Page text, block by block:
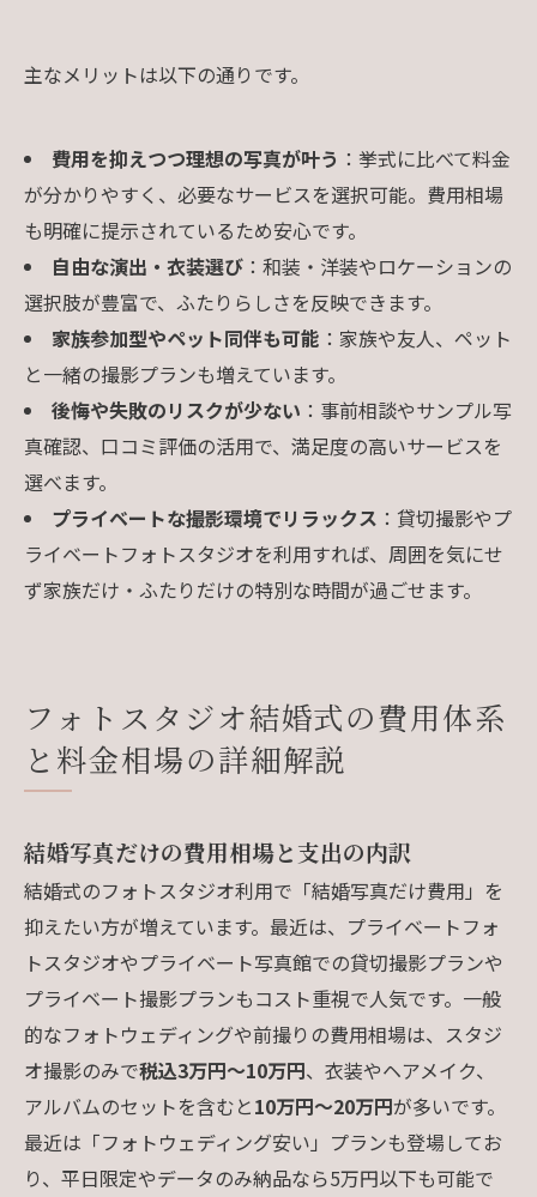
主なメリットは以下の通りです。
費用を抑えつつ理想の写真が叶う ：挙式に比べて料金
が分かりやすく、必要なサービスを選択可能。費用相場
も明確に提示されているため安心です。
自由な演出・衣装選び：和装・洋装やロケーションの
選択肢が豊富で、ふたりらしさを反映できます。
家族参加型やペット同伴も可能 ：家族や友人、ペット
と一緒の撮影プランも増えています。
後悔や失敗のリスクが少ない ：事前相談やサンプル写
真確認、口コミ評価の活用で、満足度の高いサービスを
選べます。
プライベートな撮影環境でリラックス ：貸切撮影やプ
ライベートフォトスタジオを利用すれば、周囲を気にせ
ず家族だけ・ふたりだけの特別な時間が過ごせます。
フォトスタジオ結婚式の費用体系
と料金相場の詳細解説
結婚写真だけの費用相場と支出の内訳
結婚式のフォトスタジオ利用で「結婚写真だけ費用」を
抑えたい方が増えています。最近は、プライベートフォ
トスタジオやプライベート写真館での貸切撮影プランや
プライベート撮影プランもコスト重視で人気です。一般
的なフォトウェディングや前撮りの費用相場は、スタジ
オ撮影のみで税込3万円〜10万円、衣装やヘアメイク、
アルバムのセットを含むと10万円〜20万円が多いです。
最近は「フォトウェディング安い」プランも登場してお
り、平日限定やデータのみ納品なら5万円以下も可能で